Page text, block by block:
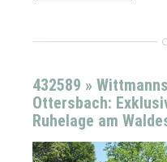
432589 »
Ottersbach:
Ruhelage am